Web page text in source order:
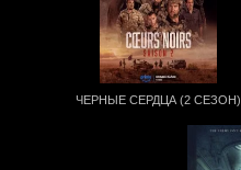
ЧЕРНЫЕ СЕРДЦА (2 СЕЗОН)